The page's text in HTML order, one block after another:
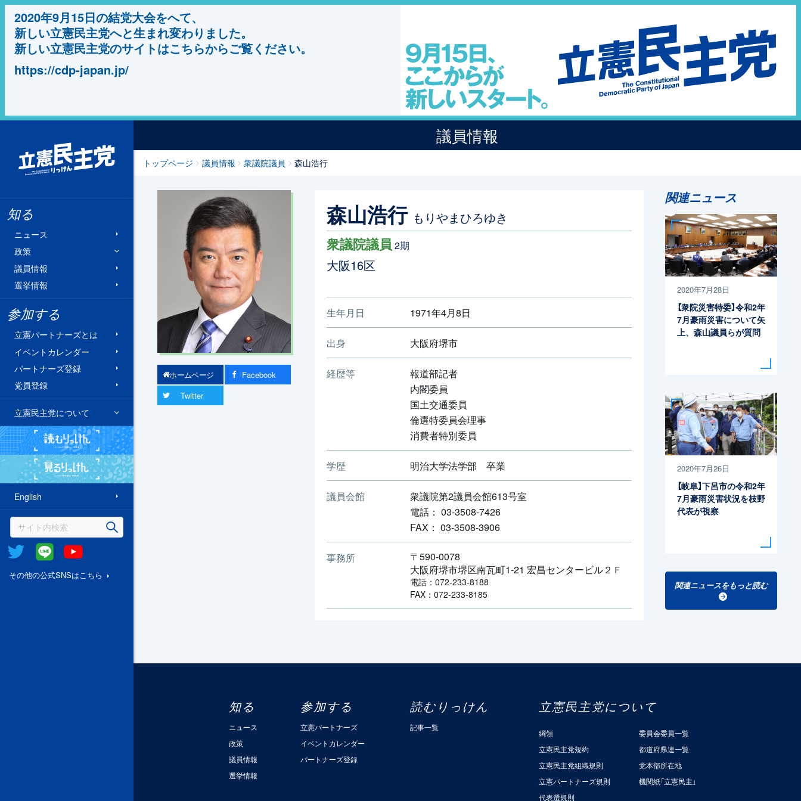
2020年9月15日の結党大会をへて、
新しい立憲民主党へと生まれ変わりました。
新しい立憲民主党のサイトはこちらからご覧ください。
https://cdp-japan.jp/
知る
ニュース
政策
議員情報
選挙情報
参加する
立憲パートナーズとは
イベントカレンダー
パートナーズ登録
党員登録
立憲民主党について
English
Twitter @Line
その他の公式SNSはこちら
議員情報
トップページ 議員情報 衆議院議員 森山浩行
ホームページ
Facebook
Twitter
森山浩行 もりやまひろゆき
衆議院議員 2期
大阪16区
生年月日 1971年4月8日
出身 大阪府堺市
経歴等
報道部記者
内閣委員
国土交通委員
倫選特委員会理事
消費者特別委員
学歴 明治大学法学部 卒業
議員会館
衆議院第2議員会館613号室
電話： 03-3508-7426
FAX： 03-3508-3906
事務所
〒590-0078
大阪府堺市堺区南瓦町1-21 宏昌センタービル２Ｆ
電話：072-233-8188
FAX：072-233-8185
関連ニュース
2020年7月28日
【衆院災害特委】令和2年
7月豪雨災害について矢
上、森山議員らが質問
2020年7月26日
【岐阜】下呂市の令和2年
7月豪雨災害状況を枝野
代表が視察
関連ニュースをもっと読む
知る
ニュース
政策
議員情報
選挙情報
参加する
立憲パートナーズ
イベントカレンダー
パートナーズ登録
読むりっけん
記事一覧
立憲民主党について
綱領
立憲民主党規約
立憲民主党組織規則
立憲パートナーズ規則
代表選規則
委員会委員一覧
都道府県連一覧
党本部所在地
機関紙「立憲民主」